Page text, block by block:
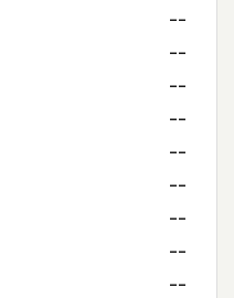
--
--
--
--
--
--
--
--
--